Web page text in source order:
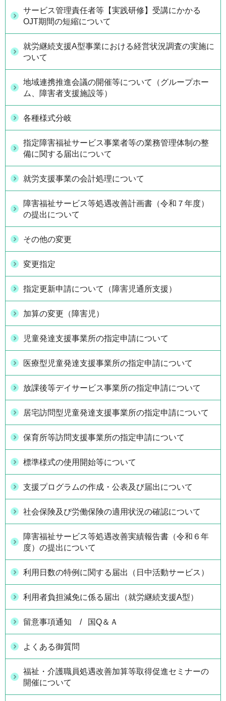
サービス管理責任者等【実践研修】受講にかかる
OJT期間の短縮について
就労継続支援A型事業における経営状況調査の実施に
ついて
地域連携推進会議の開催等について（グループホー
ム、障害者支援施設等）
各種様式分岐
指定障害福祉サービス事業者等の業務管理体制の整
備に関する届出について
就労支援事業の会計処理について
障害福祉サービス等処遇改善計画書（令和７年度）
の提出について
その他の変更
変更指定
指定更新申請について（障害児通所支援）
加算の変更（障害児）
児童発達支援事業所の指定申請について
医療型児童発達支援事業所の指定申請について
放課後等デイサービス事業所の指定申請について
居宅訪問型児童発達支援事業所の指定申請について
保育所等訪問支援事業所の指定申請について
標準様式の使用開始等について
支援プログラムの作成・公表及び届出について
社会保険及び労働保険の適用状況の確認について
障害福祉サービス等処遇改善実績報告書（令和６年
度）の提出について
利用日数の特例に関する届出（日中活動サービス）
利用者負担減免に係る届出（就労継続支援A型）
留意事項通知 / 国Q＆Ａ
よくある御質問
福祉・介護職員処遇改善加算等取得促進セミナーの
開催について